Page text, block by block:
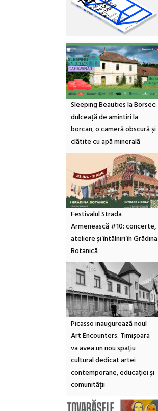
Sleeping Beauties la Borsec:
dulceață de amintiri la
borcan, o cameră obscură și
clătite cu apă minerală
Festivalul Strada
Armenească #10: concerte,
ateliere și întâlniri în Grădina
Botanică
Picasso inaugurează noul
Art Encounters. Timișoara
va avea un nou spațiu
cultural dedicat artei
contemporane, educației și
comunității